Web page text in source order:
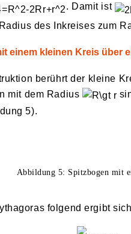
. Damit ist
des Inkreises zum
einem kleinen Kreis über
berührt der kleine
mit dem Radius
5).
Abbildung 5: Spitzbogen mit
folgend ergibt